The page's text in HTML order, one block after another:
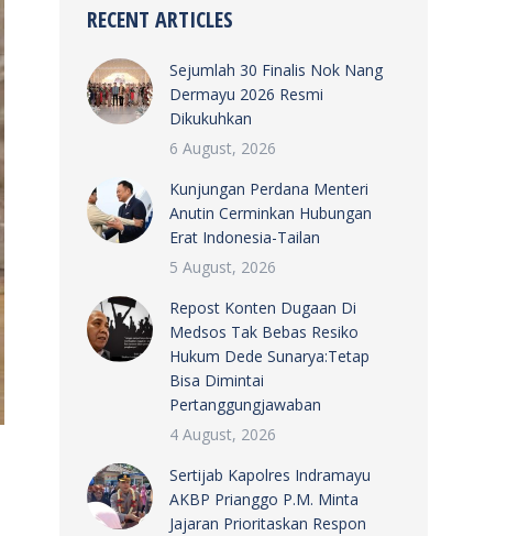
RECENT ARTICLES
Sejumlah 30 Finalis Nok Nang
Dermayu 2026 Resmi
Dikukuhkan
6 August, 2026
Kunjungan Perdana Menteri
Anutin Cerminkan Hubungan
Erat Indonesia-Tailan
5 August, 2026
Repost Konten Dugaan Di
Medsos Tak Bebas Resiko
Hukum Dede Sunarya:Tetap
Bisa Dimintai
Pertanggungjawaban
4 August, 2026
Sertijab Kapolres Indramayu
AKBP Prianggo P.M. Minta
Jajaran Prioritaskan Respon